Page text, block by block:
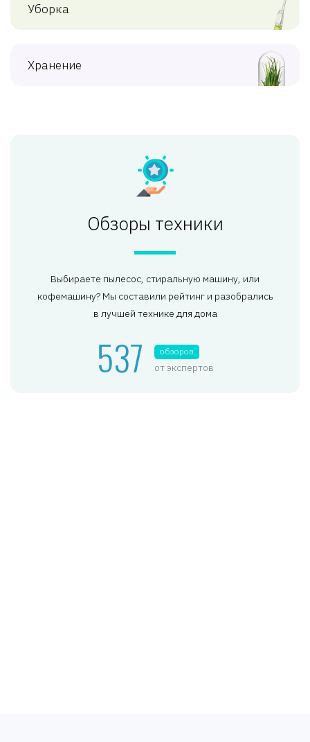
Уборка
Хранение
Обзоры техники
Выбираете пылесос, стиральную машину, или
кофемашину? Мы составили рейтинг и разобрались
в лучшей технике для дома
537 обзоров
от экспертов